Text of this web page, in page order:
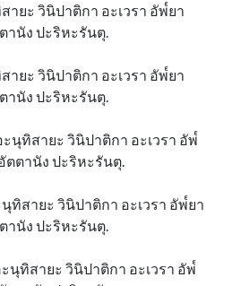
ายะ วินิปาติกา อะเวรา อัพ๎ยา
นัง ปะริหะรันตุ.
ยะ วินิปาติกา อะเวรา อัพ๎ยา
นัง ปะริหะรันตุ.
นุทิสายะ วินิปาติกา อะเวรา อัพ๎
ตานัง ปะริหะรันตุ.
ทิสายะ วินิปาติกา อะเวรา อัพ๎ยา
นัง ปะริหะรันตุ.
นุทิสายะ วินิปาติกา อะเวรา อัพ๎